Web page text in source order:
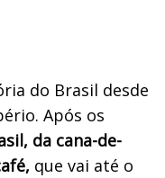
do Brasil desde
Após os
da cana-de-
que vai até o